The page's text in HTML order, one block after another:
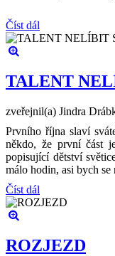
Číst dál
TALENT
zveřejnil(a) Jindra
Prvního října slaví
někdo, že první část
popisující dětství
málo hodin, asi bych
Číst dál
ROZJEZD